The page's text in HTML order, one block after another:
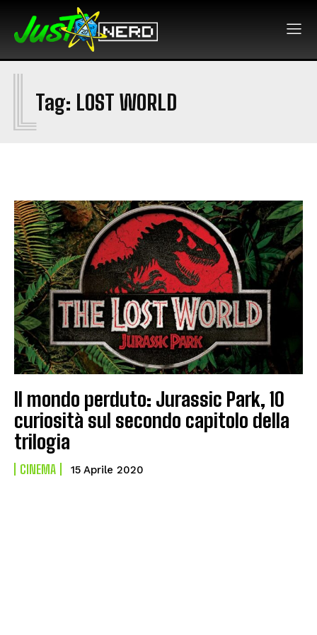
Tag: LOST WORLD
L
Il mondo perduto: Jurassic Park, 10
curiosità sul secondo capitolo della
trilogia
CINEMA 15 Aprile 2020